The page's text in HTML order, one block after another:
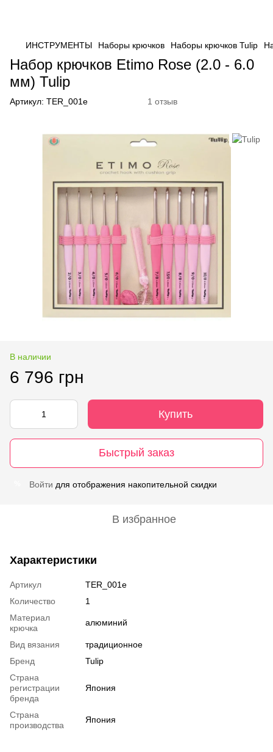
ИНСТРУМЕНТЫ Наборы крючков Наборы крючков Tulip
Набор крючков Etimo Rose (2.0 - 6.0
мм) Tulip
Артикул: TER_001e 1 отзыв
В наличии
6 796 грн
Купить
Быстрый заказ
Войти для отображения накопительной скидки
В избранное
Характеристики
Артикул
TER_001e
Количество
1
Материал
крючка
алюминий
Вид вязания
традиционное
Бренд
Tulip
Страна
регистрации
бренда
Япония
Страна
производства
Япония